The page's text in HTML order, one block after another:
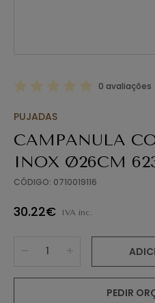
0 avaliações
PUJADAS
CAMPANULA
INOX Ø26CM
CÓDIGO: 0710019116
30.22€ IVA inc.
PEDIR